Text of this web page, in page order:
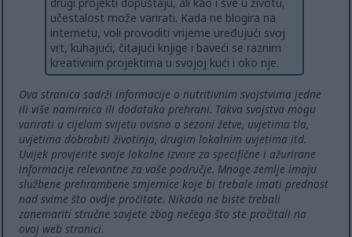
učestalost može varirati. Kada ne blogira na
internetu, voli provoditi vrijeme uređujući svoj
vrt, kuhajući, čitajući knjige i baveći se raznim
kreativnim projektima u svojoj kući i oko nje.
Ova stranica sadrži informacije o nutritivnim svojstvima jedne
ili više namirnica ili dodataka prehrani. Takva svojstva mogu
varirati u cijelom svijetu ovisno o sezoni žetve, uvjetima tla,
uvjetima dobrobiti životinja, drugim lokalnim uvjetima itd.
Uvijek provjerite svoje lokalne izvore za specifične i ažurirane
informacije relevantne za vaše područje. Mnoge zemlje imaju
službene prehrambene smjernice koje bi trebale imati prednost
nad svime što ovdje pročitate. Nikada ne biste trebali
zanemariti stručne savjete zbog nečega što ste pročitali na
ovoj web stranici.